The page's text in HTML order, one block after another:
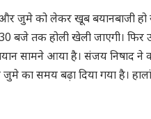
जुमे को लेकर खूब बयानबाजी हो
बजे तक होली खेली जाएगी।
सामने आया है। संजय निषाद
का समय बढ़ा दिया गया है।